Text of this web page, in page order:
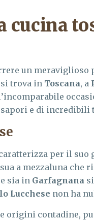
cucina
un
si trova in Toscana, a
sapori e di incredibili
per il suo
a mezzaluna che
sia in Garfagnana
Lucchese non ha
origini contadine,